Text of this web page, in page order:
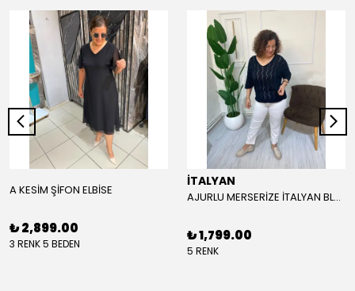
A KESİM ŞİFON ELBİSE
₺ 2,899.00
3 RENK 5 BEDEN
İTALYAN
AJURLU MERSERİZE İTALYAN BLUZ- STANDART BEDEN - SİYAH
₺ 1,799.00
5 RENK